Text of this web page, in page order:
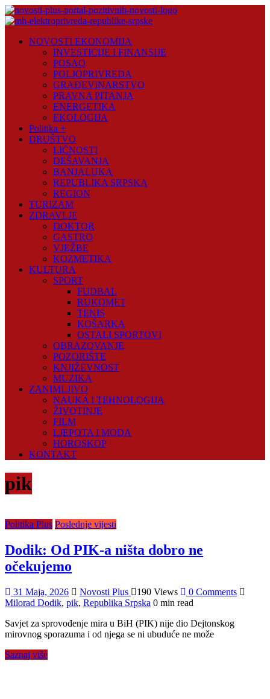
Skip
to
Plus
NOVOSTI EKONOMIJA
INVESTICIJE I FINANSIJE
POSAO
POLJOPRIVREDA
GRAĐEVINARSTVO
PRAVNA PITANJA
ENERGETIKA
EKOLOGIJA
Politika +
DRUŠTVO
LIČNOSTI
DEŠAVANJA
BANJALUKA
REPUBLIKA SRPSKA
REGION
TURIZAM
ZDRAVLJE
DOKTOR
GASTRO
VJEŽBE
KOZMETIKA
KULTURA
SPORT
FUDBAL
RUKOMET
TENIS
KOŠARKA
OSTALI SPORTOVI
OBRAZOVANJE
POZORIŠTE
KNJIŽEVNOST
MUZIKA
ZANIMLJIVO
NAUKA I TEHNOLOGIJA
ŽIVOTINJE
FILM
LJEPOTA I MODA
HOROSKOP
KONTAKT
pik
Politika Plus Poslednje vijesti
Dodik: Od PIK-a ništa dobro ne
očekujemo
31 Maja, 2026 Novosti Plus 190 Views
0 Comments
Milorad Dodik, pik, Republika Srpska 0 min read
Savjet za sprovođenje mira u BiH (PIK) nije dio Dejtonskog
mirovnog sporazuma i od njega se ni ubuduće ne može
Saznaj više